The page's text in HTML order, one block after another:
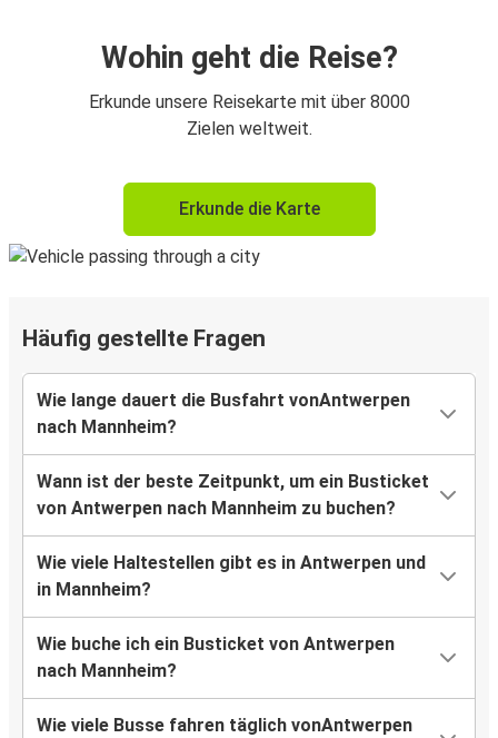
Wohin geht die Reise?
Erkunde unsere Reisekarte mit über 8000
Zielen weltweit.
Erkunde die Karte
Häufig gestellte Fragen
Wie lange dauert die Busfahrt vonAntwerpen
nach Mannheim?
Wann ist der beste Zeitpunkt, um ein Busticket
von Antwerpen nach Mannheim zu buchen?
Wie viele Haltestellen gibt es in Antwerpen und
in Mannheim?
Wie buche ich ein Busticket von Antwerpen
nach Mannheim?
Wie viele Busse fahren täglich vonAntwerpen